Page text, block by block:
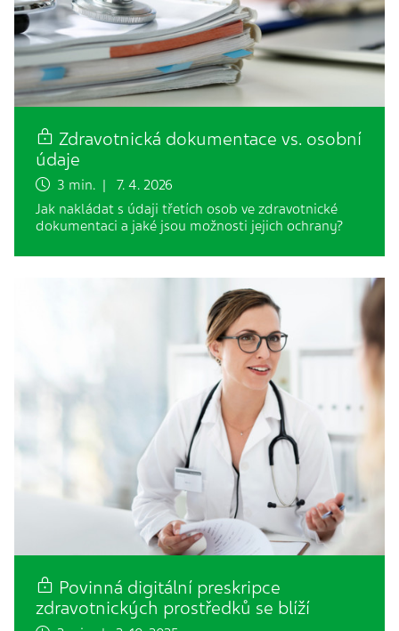
Zdravotnická dokumentace vs. osobní
údaje
3 min. | 7. 4. 2026
Jak nakládat s údaji třetích osob ve zdravotnické
dokumentaci a jaké jsou možnosti jejich ochrany?
Povinná digitální preskripce
zdravotnických prostředků se blíží